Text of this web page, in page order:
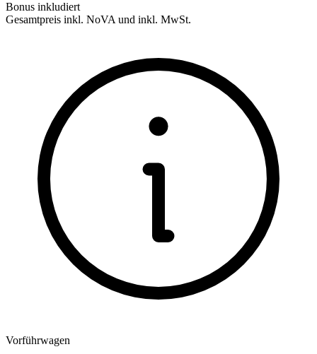
Bonus inkludiert
Gesamtpreis inkl. NoVA und inkl. MwSt.
Vorführwagen